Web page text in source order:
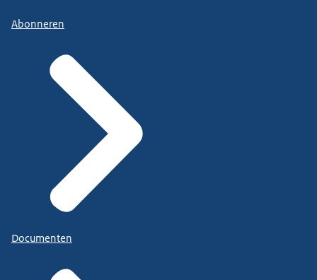
Abonneren
Documenten